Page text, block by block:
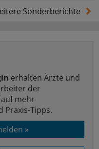
Sonderberichte
erhalten Ärzte und
der
mehr
Praxis-Tipps.
»